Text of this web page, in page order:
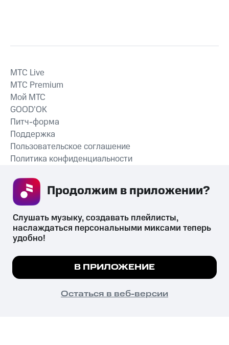
СКАЧАТЬ ПРИЛОЖЕНИЕ
MTС Live
MTС Premium
Мой МТС
GOOD’OK
Питч-форма
Поддержка
Пользовательское соглашение
Политика конфиденциальности
психотропных веществ, их аналогов причиняет вред здоровью,
их незаконный оборот запрещён и влечёт установленную
законодательством ответственность.
© 2026 ООО «КИОН».
Все права защищены
Мы используем куки, чтобы на сайте все
Подробнее
ПОНЯТНО
Слушать музыку, создавать плейлисты,
наслаждаться персональными миксами теперь
удобно!
В ПРИЛОЖЕНИЕ
Остаться в веб-версии